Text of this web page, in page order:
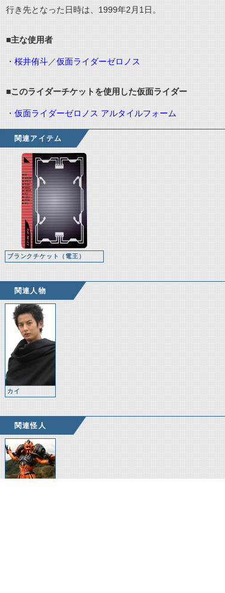
行き先となった日時は、1999年2月1日。
■主な使用者
・ 桜井侑斗／仮面ライダーゼロノス
■このライダーチケットを使用した仮面ライダー
・ 仮面ライダーゼロノス アルタイルフォーム
関連アイテム
ブランクチケット（電王）
関連人物
カイ
関連怪人